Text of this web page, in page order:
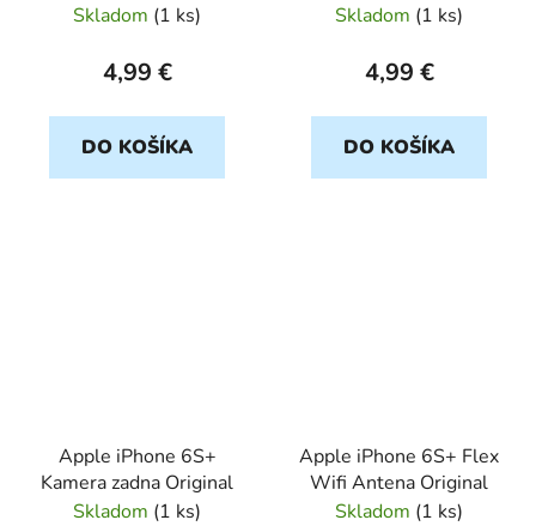
Skladom (1 ks)
4,99 €
DO KOŠÍKA
Skladom (1 ks)
4,99 €
DO KOŠÍKA
Apple iPhone 6S+
Kamera zadna Original
Skladom (1 ks)
Apple iPhone 6S+ Flex
Wifi Antena Original
Skladom (1 ks)